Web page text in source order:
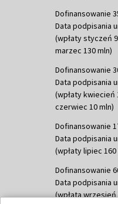
Dofinansowanie
Data podpisania
(wpłaty styczeń
marzec 130 mln)
Dofinansowanie
Data podpisania
(wpłaty kwiecień
czerwiec 10 mln)
Dofinansowanie
Data podpisania
(wpłaty lipiec
Dofinansowanie
Data podpisania
(wpłata wrzesień